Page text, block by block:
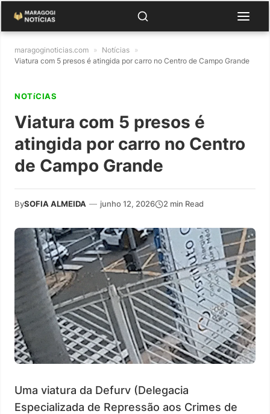
maragoginoticias.com » Notícias »
Viatura com 5 presos é atingida por carro no Centro de Campo Grande
NOTíCIAS
Viatura com 5 presos é
atingida por carro no Centro
de Campo Grande
BySOFIA ALMEIDA — junho 12, 2026 2 min Read
Uma viatura da Defurv (Delegacia
Especializada de Repressão aos Crimes de